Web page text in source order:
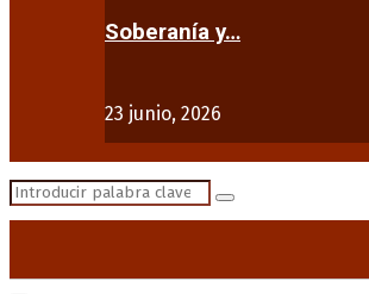
Soberanía y…
23 junio, 2026
Search
Search